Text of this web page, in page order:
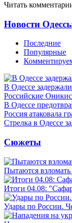
Читать
Новости
Последние
Популярные
В Одессе
Российские
В Одессе
Россия атаковала
Стрелка в Одессе
Сюжеты
Пытаются
Итоги 04.08:
Удары по России.